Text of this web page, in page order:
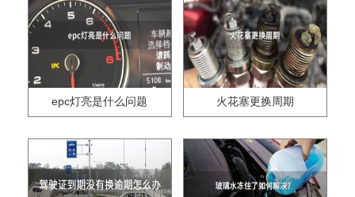
epc灯亮是什么问题 火花塞更换周期